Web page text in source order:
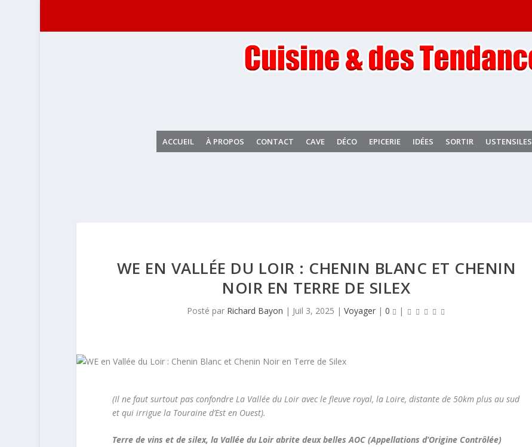
ACCUEIL À PROPOS CONTACT CAVE DÉCO EPICERIE IDÉES SORTIR USTENSILES
WE EN VALLÉE DU LOIR : CHENIN BLANC ET CHENIN
NOIR EN TERRE DE SILEX
Posté par Richard Bayon | Juil 3, 2025 |Voyager |0 |
(Il ne faut surtout pas confondre La Vallée du Loir avec le fleuve royal, la Loire, distante de 50km plus au sud
et qui irrigue la Touraine d’Est en Ouest).
Terre de vins et de silex, la Vallée du Loir abrite deux belles AOC (Appellations d’Origine Contrôlée)